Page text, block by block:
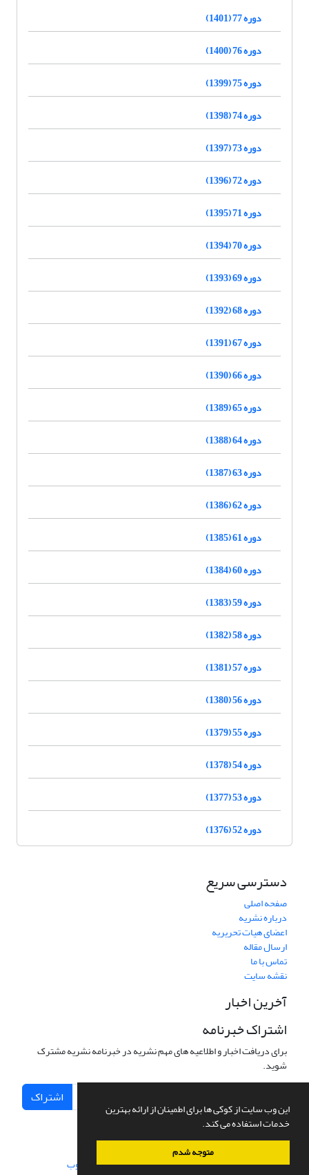
این وب سایت از کوکی ها برای اطمینان از ارائه بهترین
خدمات استفاده می کند.
متوجه شدم
دوره 77 (1401)
دوره 76 (1400)
دوره 75 (1399)
دوره 74 (1398)
دوره 73 (1397)
دوره 72 (1396)
دوره 71 (1395)
دوره 70 (1394)
دوره 69 (1393)
دوره 68 (1392)
دوره 67 (1391)
دوره 66 (1390)
دوره 65 (1389)
دوره 64 (1388)
دوره 63 (1387)
دوره 62 (1386)
دوره 61 (1385)
دوره 60 (1384)
دوره 59 (1383)
دوره 58 (1382)
دوره 57 (1381)
دوره 56 (1380)
دوره 55 (1379)
دوره 54 (1378)
دوره 53 (1377)
دوره 52 (1376)
دسترسی سریع
صفحه اصلی
درباره نشریه
اعضای هیات تحریریه
ارسال مقاله
تماس با ما
نقشه سایت
آخرین اخبار
اشتراک خبرنامه
برای دریافت اخبار و اطلاعیه های مهم نشریه در خبرنامه نشریه مشترک
شوید.
اشتراک
سامانه مدیریت نشریات علمی.طراحی و پیاده سازی از سیناوب